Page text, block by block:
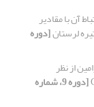
آن با مقادیر
لرستان[دوره
از نظر
[دوره 9، شماره